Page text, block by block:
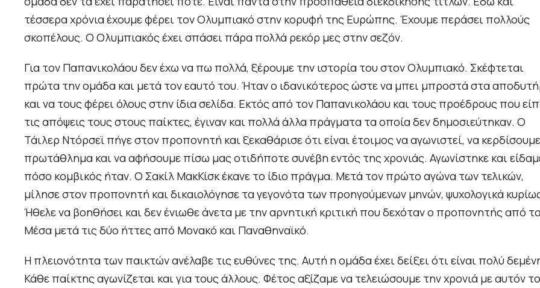
τέσσερα χρόνια έχουμε φέρει τον Ολυμπιακό στην κορυφή της Ευρώπης. Έχουμε περάσει πολλούς
σκοπέλους. Ο Ολυμπιακός έχει σπάσει πάρα πολλά ρεκόρ μες στην σεζόν.
Για τον Παπανικολάου δεν έχω να πω πολλά, ξέρουμε την ιστορία του στον Ολυμπιακό. Σκέφτεται
πρώτα την ομάδα και μετά τον εαυτό του. Ήταν ο ιδανικότερος ώστε να μπει μπροστά στα
και να τους φέρει όλους στην ίδια σελίδα. Εκτός από τον Παπανικολάου και τους προέδρους που
τις απόψεις τους στους παίκτες, έγιναν και πολλά άλλα πράγματα τα οποία δεν δημοσιεύτηκαν. Ο
Τάιλερ Ντόρσεϊ πήγε στον προπονητή και ξεκαθάρισε ότι είναι έτοιμος να αγωνιστεί, να
πρωτάθλημα και να αφήσουμε πίσω μας οτιδήποτε συνέβη εντός της χρονιάς. Αγωνίστηκε και
πόσο κομβικός ήταν. Ο Σακίλ ΜακΚίσκ έκανε το ίδιο πράγμα. Μετά τον πρώτο αγώνα των τελικών,
μίλησε στον προπονητή και δικαιολόγησε τα γεγονότα των προηγούμενων μηνών, ψυχολογικά
Ήθελε να βοηθήσει και δεν ένιωθε άνετα με την αρνητική κριτική που δεχόταν ο προπονητής από
Μέσα μετά τις δύο ήττες από Μονακό και Παναθηναϊκό.
Η πλειονότητα των παικτών ανέλαβε τις ευθύνες της. Αυτή η ομάδα έχει δείξει ότι είναι πολύ
Κάθε παίκτης αγωνίζεται και για τους άλλους. Φέτος αξίζαμε να τελειώσουμε την χρονιά με αυτόν